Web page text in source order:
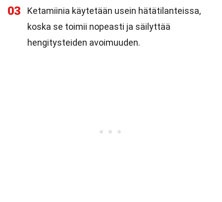
03
Ketamiinia käytetään usein hätätilanteissa,
koska se toimii nopeasti ja säilyttää
hengitysteiden avoimuuden.